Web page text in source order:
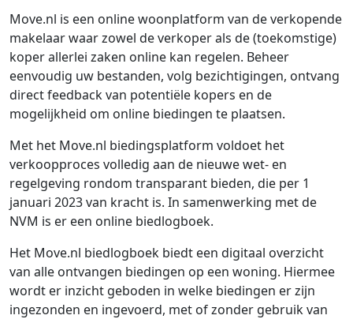
Move.nl is een online woonplatform van de verkopende
makelaar waar zowel de verkoper als de (toekomstige)
koper allerlei zaken online kan regelen. Beheer
eenvoudig uw bestanden, volg bezichtigingen, ontvang
direct feedback van potentiële kopers en de
mogelijkheid om online biedingen te plaatsen.
Met het Move.nl biedingsplatform voldoet het
verkoopproces volledig aan de nieuwe wet- en
regelgeving rondom transparant bieden, die per 1
januari 2023 van kracht is. In samenwerking met de
NVM is er een online biedlogboek.
Het Move.nl biedlogboek biedt een digitaal overzicht
van alle ontvangen biedingen op een woning. Hiermee
wordt er inzicht geboden in welke biedingen er zijn
ingezonden en ingevoerd, met of zonder gebruik van